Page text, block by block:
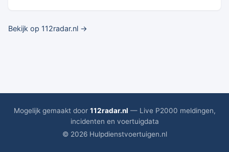
Bekijk op 112radar.nl →
Mogelijk gemaakt door 112radar.nl — Live P2000 meldingen,
incidenten en voertuigdata
© 2026 Hulpdienstvoertuigen.nl